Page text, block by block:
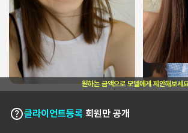
원하는 금액으로 모델에게 제안해보세
클라이언트등록 회원만 공개